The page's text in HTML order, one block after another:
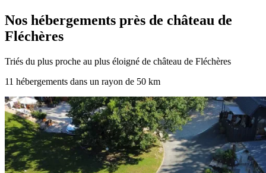
Nos hébergements près de château de
Fléchères
Triés du plus proche au plus éloigné de château de Fléchères
11 hébergements dans un rayon de 50 km